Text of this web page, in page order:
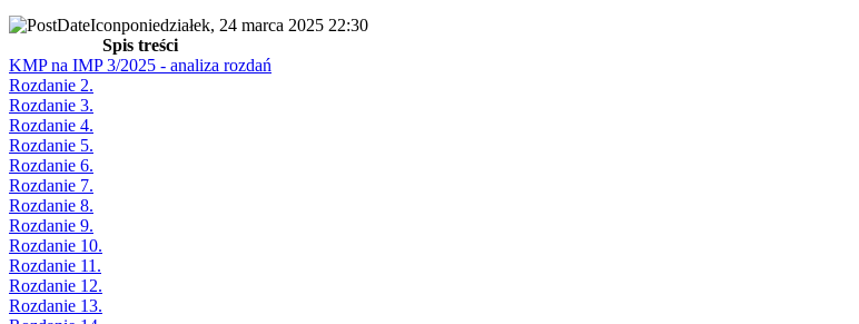
poniedziałek, 24 marca 2025 22:30
Spis treści
KMP na IMP 3/2025 - analiza rozdań
Rozdanie 2.
Rozdanie 3.
Rozdanie 4.
Rozdanie 5.
Rozdanie 6.
Rozdanie 7.
Rozdanie 8.
Rozdanie 9.
Rozdanie 10.
Rozdanie 11.
Rozdanie 12.
Rozdanie 13.